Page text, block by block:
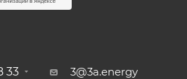
33 3@3a.energy